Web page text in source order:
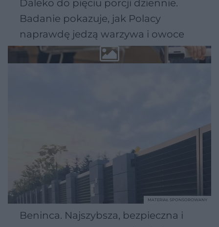
Daleko do pięciu porcji dziennie.
Badanie pokazuje, jak Polacy
naprawdę jedzą warzywa i owoce
Beninca. Najszybsza, bezpieczna i
MATERIAŁ SPONSOROWANY